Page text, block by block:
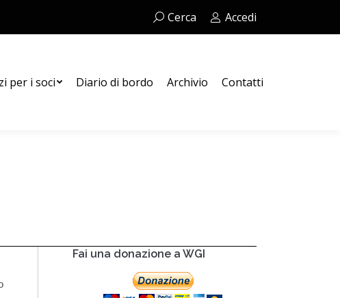
Cerca:Cerca Accedi
per i soci Diario di bordo Archivio Contatti
Fai una donazione a WGI
Contatti